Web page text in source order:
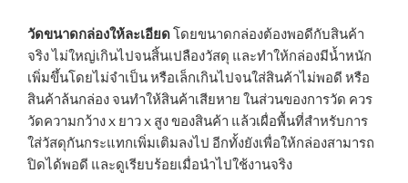
วัดขนาดกล่องให้ละเอียดโดยขนาดกล่องต้องพอดีกับสินค้า
จริง ไม่ใหญ่เกินไปจนสิ้นเปลืองวัสดุ และทำให้กล่องมีน้ำหนัก
เพิ่มขึ้นโดยไม่จำเป็น หรือเล็กเกินไปจนใส่สินค้าไม่พอดี หรือ
สินค้าล้นกล่อง จนทำให้สินค้าเสียหาย ในส่วนของการวัด ควร
วัดความกว้าง x ยาว x สูง ของสินค้า แล้วเผื่อพื้นที่สำหรับการ
ใส่วัสดุกันกระแทกเพิ่มเติมลงไป อีกทั้งยังเพื่อให้กล่องสามารถ
ปิดได้พอดี และดูเรียบร้อยเมื่อนำไปใช้งานจริง